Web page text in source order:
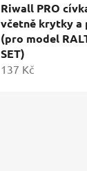
Riwall PRO
včetně krytky a
(pro model
SET)
137 Kč